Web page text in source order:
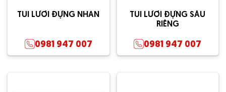
TÚI LƯỚI ĐỰNG NHÃN
0981 947 007
TÚI LƯỚI ĐỰNG SẦU
RIÊNG
0981 947 007